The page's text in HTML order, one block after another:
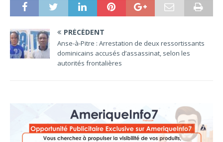
PRÉCÉDENT
Anse-à-Pitre : Arrestation de deux ressortissants
dominicains accusés d’assassinat, selon les
autorités frontalières